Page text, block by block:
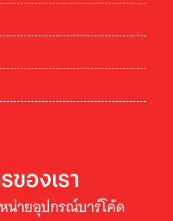
ของเรา
น่ายอุปกรณ์บาร์โค้ด